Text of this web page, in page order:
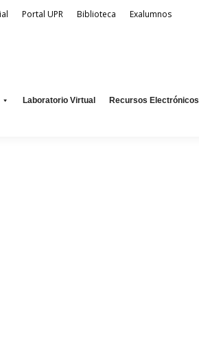
Portal UPR Biblioteca Exalumnos
Laboratorio Virtual Recursos Electrónicos